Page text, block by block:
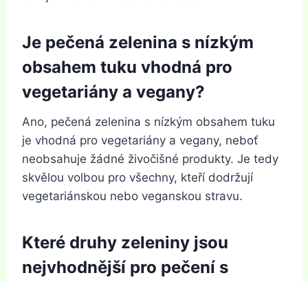
Je pečená zelenina s nízkým
obsahem tuku vhodná pro
vegetariány a vegany?
Ano, pečená zelenina s nízkým obsahem tuku
je vhodná pro vegetariány a vegany, neboť
neobsahuje žádné živočišné produkty. Je tedy
skvělou volbou pro všechny, kteří dodržují
vegetariánskou nebo veganskou stravu.
Které druhy zeleniny jsou
nejvhodnější pro pečení s